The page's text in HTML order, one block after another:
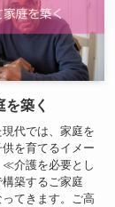
築く
代では、家庭を
を育てるイメー
≪介護を必要とし
築するご家庭
てきます。ご高